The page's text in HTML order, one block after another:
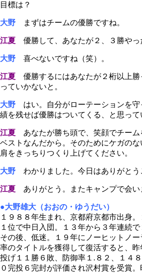
目標は？
大野 まずはチームの優勝ですね。
江夏 優勝して、あなたが２、３勝やっ
大野 喜べないですね（笑）。
江夏 優勝するにはあなたが２桁以上勝
っていかないと。
大野 はい。自分がローテーションを守
績を残せば優勝はついてくる、と思って
江夏
あなたが勝ち頭で、笑顔でチー
ベストなんだから。そのためにケガのな
肩をきっちりつくり上げてください。
大野 わかりました。今日はありがとう
江夏 ありがとう。またキャンプで会い
●大野雄大（おおの・ゆうだい）
１９８８年生まれ、京都府京都市出身
１位で中日入団。１３年から３年連続で
その後、低迷。１９年にノーヒットノ
率のタイトルを獲得して復活すると、
投げ１１勝６敗、防御率１.８２、１４
０完投６完封が評価され沢村賞を受賞